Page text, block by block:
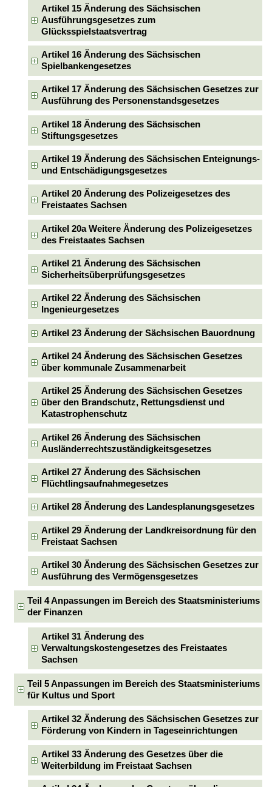
Artikel 15 Änderung des Sächsischen
Ausführungsgesetzes zum
Glücksspielstaatsvertrag
Artikel 16 Änderung des Sächsischen
Spielbankengesetzes
Artikel 17 Änderung des Sächsischen Gesetzes zur
Ausführung des Personenstandsgesetzes
Artikel 18 Änderung des Sächsischen
Stiftungsgesetzes
Artikel 19 Änderung des Sächsischen Enteignungs-
und Entschädigungsgesetzes
Artikel 20 Änderung des Polizeigesetzes des
Freistaates Sachsen
Artikel 20a Weitere Änderung des Polizeigesetzes
des Freistaates Sachsen
Artikel 21 Änderung des Sächsischen
Sicherheitsüberprüfungsgesetzes
Artikel 22 Änderung des Sächsischen
Ingenieurgesetzes
Artikel 23 Änderung der Sächsischen Bauordnung
Artikel 24 Änderung des Sächsischen Gesetzes
über kommunale Zusammenarbeit
Artikel 25 Änderung des Sächsischen Gesetzes
über den Brandschutz, Rettungsdienst und
Katastrophenschutz
Artikel 26 Änderung des Sächsischen
Ausländerrechtszuständigkeitsgesetzes
Artikel 27 Änderung des Sächsischen
Flüchtlingsaufnahmegesetzes
Artikel 28 Änderung des Landesplanungsgesetzes
Artikel 29 Änderung der Landkreisordnung für den
Freistaat Sachsen
Artikel 30 Änderung des Sächsischen Gesetzes zur
Ausführung des Vermögensgesetzes
Teil 4 Anpassungen im Bereich des Staatsministeriums
der Finanzen
Artikel 31 Änderung des
Verwaltungskostengesetzes des Freistaates
Sachsen
Teil 5 Anpassungen im Bereich des Staatsministeriums
für Kultus und Sport
Artikel 32 Änderung des Sächsischen Gesetzes zur
Förderung von Kindern in Tageseinrichtungen
Artikel 33 Änderung des Gesetzes über die
Weiterbildung im Freistaat Sachsen